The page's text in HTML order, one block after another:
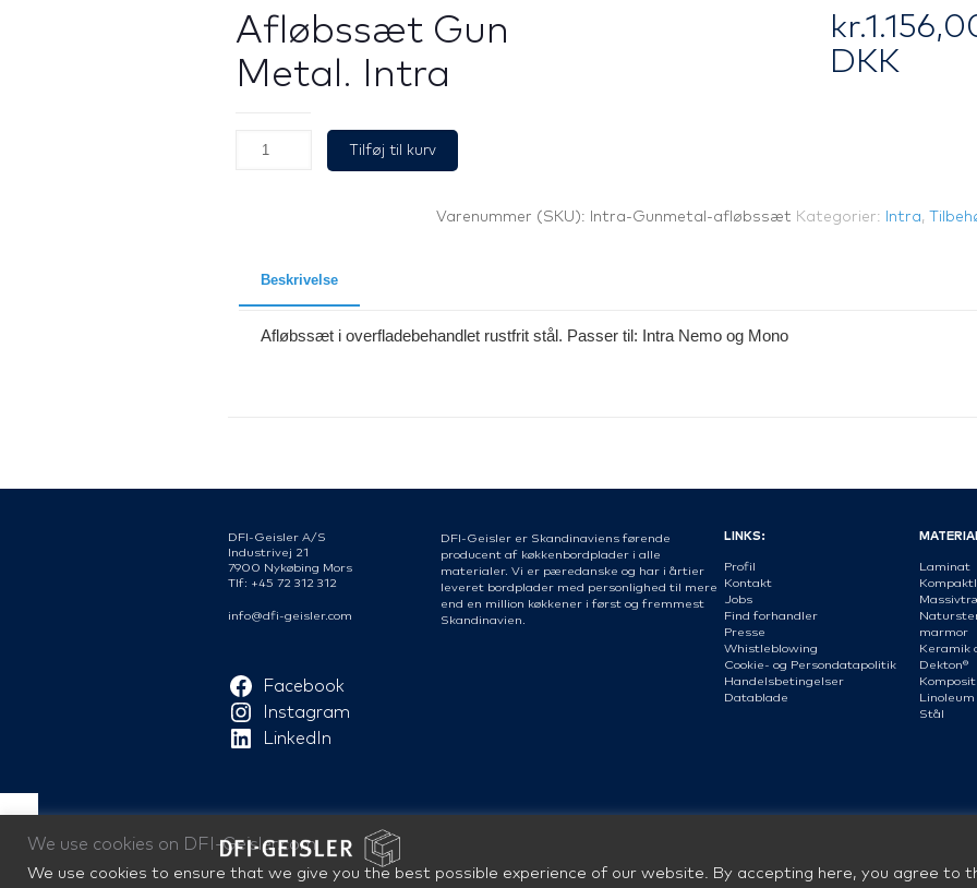
Afløbssæt Gun
Metal. Intra
kr.
DKK
Gun
Tilføj til kurv
Varenummer (SKU): Intra-Gunmetal-afløbssæt Kategorier: Intra,
Beskrivelse
Afløbssæt i overfladebehandlet rustfrit stål. Passer til: Intra Nemo og Mono
DFI-Geisler A/S
Industrivej 21
7900 Nykøbing Mors
Tlf: +45 72 312 312
info@dfi-geisler.com
Facebook
Instagram
LinkedIn
DFI-Geisler er Skandinaviens førende
producent af køkkenbordplader i alle
materialer. Vi er pæredanske og har i årtier
leveret bordplader med personlighed til mere
end en million køkkener i først og fremmest
Skandinavien.
LINKS:
Profil
Kontakt
Jobs
Find forhandler
Presse
Whistleblowing
Cookie- og Persondatapolitik
Handelsbetingelser
Datablade
Laminat
marmor
Keramik
Dekton®
Linoleum
Stål
We use cookies on DFI-Geisler.com
We use cookies to ensure that we give you the best possible experience of our website. By accepting here, you agree to